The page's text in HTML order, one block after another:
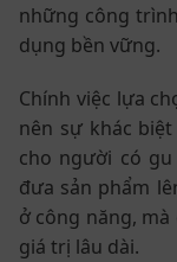
những công
dụng bền vững.
Chính việc lựa
nên sự khác
cho người có
đưa sản phẩm
ở công năng, mà
giá trị lâu dài.